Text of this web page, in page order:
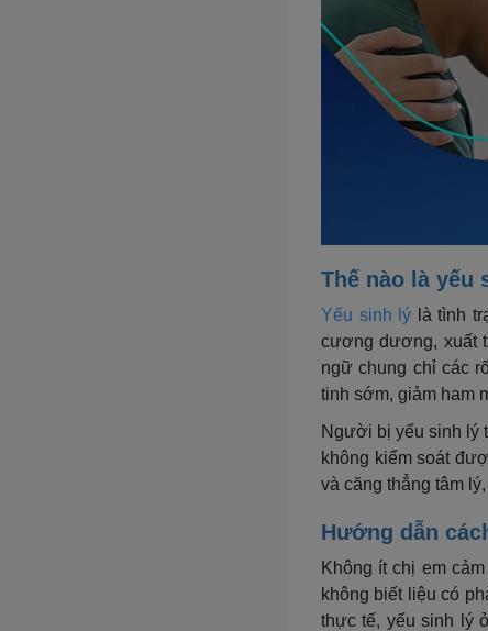
Thế nào là yếu
Yếu sinh lý là tình
cương dương, xuất
ngữ chung chỉ các
tinh sớm, giảm ham
Người bị yếu sinh lý
không kiểm soát
và căng thẳng tâm
Hướng dẫn
Không ít chị em
không biết liệu có
thực tế, yếu sinh lý